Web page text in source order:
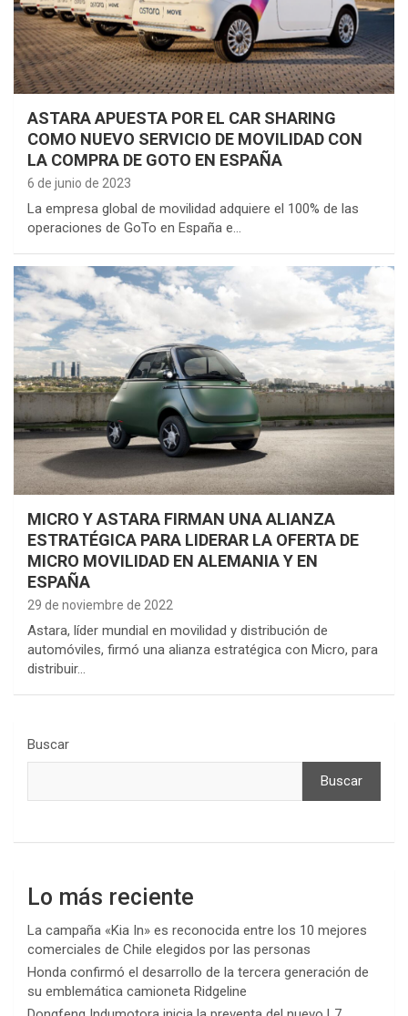
ASTARA APUESTA POR EL CAR SHARING
COMO NUEVO SERVICIO DE MOVILIDAD CON
LA COMPRA DE GOTO EN ESPAÑA
6 de junio de 2023
La empresa global de movilidad adquiere el 100% de las
operaciones de GoTo en España e…
MICRO Y ASTARA FIRMAN UNA ALIANZA
ESTRATÉGICA PARA LIDERAR LA OFERTA DE
MICRO MOVILIDAD EN ALEMANIA Y EN
ESPAÑA
29 de noviembre de 2022
Astara, líder mundial en movilidad y distribución de
automóviles, firmó una alianza estratégica con Micro, para
distribuir…
Buscar
Buscar
Lo más reciente
La campaña «Kia In» es reconocida entre los 10 mejores
comerciales de Chile elegidos por las personas
Honda confirmó el desarrollo de la tercera generación de
su emblemática camioneta Ridgeline